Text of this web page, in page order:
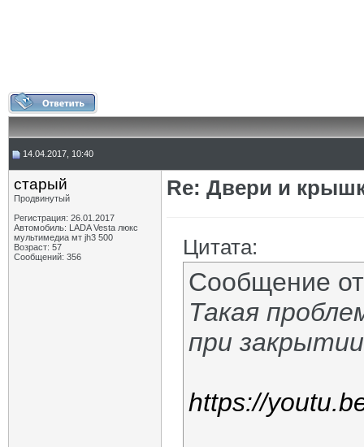
14.04.2017, 10:40
старый
Продвинутый
Регистрация: 26.01.2017
Автомобиль: LADA Vesta люкс
мультимедиа мт jh3 500
Возраст: 57
Сообщений: 356
Re: Двери и
Цитата:
Сообщение
Такая
при
https://